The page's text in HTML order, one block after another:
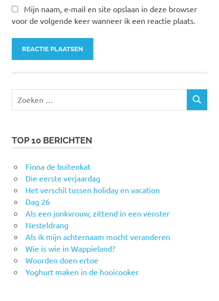
Mijn naam, e-mail en site opslaan in deze browser
voor de volgende keer wanneer ik een reactie plaats.
Zoeken
ZOEKEN
TOP 10 BERICHTEN
Fiona de buitenkat
Die eerste verjaardag
Het verschil tussen holiday en vacation
Dag 26
Als een jonkvrouw, zittend in een venster
Nesteldrang
Als ik mijn achternaam mocht veranderen
Wie is wie in Wappieland?
Woorden doen ertoe
Yoghurt maken in de hooicooker